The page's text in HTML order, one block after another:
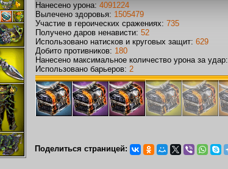
Нанесено урона: 4091224
Вылечено здоровья: 1505479
Участие в героических сражениях: 735
Получено даров ненависти: 52
Использовано натисков и круговых защит: 629
Добито противников: 180
Нанесено максимальное количество урона за удар:
Использовано барьеров: 2
Поделиться страницей: